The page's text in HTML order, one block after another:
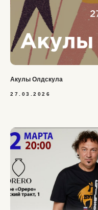
Акулы Олдскула
27.03.2026